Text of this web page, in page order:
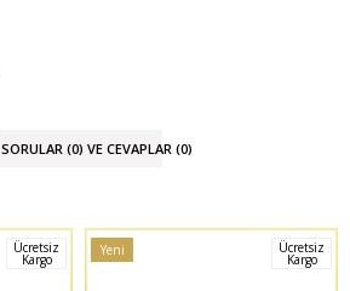
SORULAR (0) VE CEVAPLAR (0)
Ücretsiz
Kargo
Yeni
Ücretsiz
Kargo